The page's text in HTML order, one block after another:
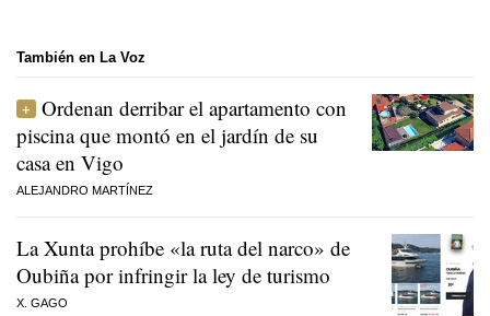
También en La Voz
Ordenan derribar el apartamento con
piscina que montó en el jardín de su
casa en Vigo
ALEJANDRO MARTÍNEZ
La Xunta prohíbe «la ruta del narco» de
Oubiña por infringir la ley de turismo
X. GAGO